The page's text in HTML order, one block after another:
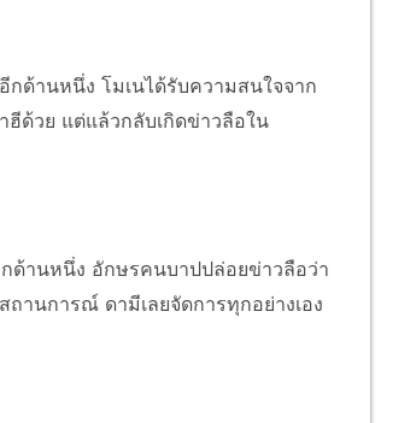
ด้านหนึ่ง โมเนได้รับความสนใจจาก
ด้วย แต่แล้วกลับเกิดข่าวลือใน
ด้านหนึ่ง อักษรคนบาปปล่อยข่าวลือว่า
านการณ์ ดามีเลยจัดการทุกอย่างเอง